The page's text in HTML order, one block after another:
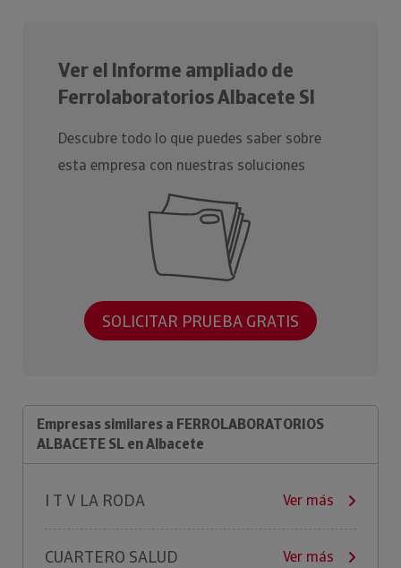
Ver el Informe ampliado de
Ferrolaboratorios Albacete Sl
Descubre todo lo que puedes saber sobre
esta empresa con nuestras soluciones
SOLICITAR PRUEBA GRATIS
Empresas similares a FERROLABORATORIOS
ALBACETE SL en Albacete
I T V LA RODA Ver más
CUARTERO SALUD
Ver más